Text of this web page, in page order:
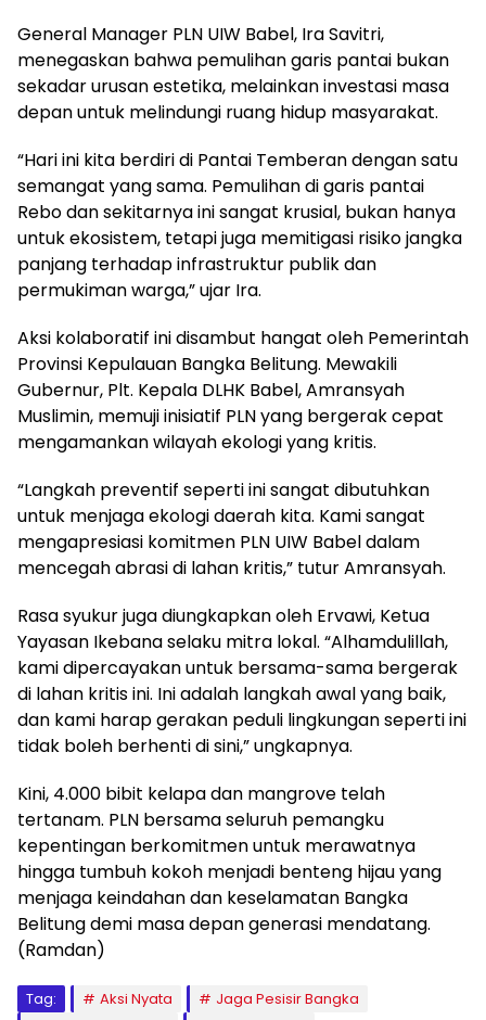
General Manager PLN UIW Babel, Ira Savitri,
menegaskan bahwa pemulihan garis pantai bukan
sekadar urusan estetika, melainkan investasi masa
depan untuk melindungi ruang hidup masyarakat.
“Hari ini kita berdiri di Pantai Temberan dengan satu
semangat yang sama. Pemulihan di garis pantai
Rebo dan sekitarnya ini sangat krusial, bukan hanya
untuk ekosistem, tetapi juga memitigasi risiko jangka
panjang terhadap infrastruktur publik dan
permukiman warga,” ujar Ira.
Aksi kolaboratif ini disambut hangat oleh Pemerintah
Provinsi Kepulauan Bangka Belitung. Mewakili
Gubernur, Plt. Kepala DLHK Babel, Amransyah
Muslimin, memuji inisiatif PLN yang bergerak cepat
mengamankan wilayah ekologi yang kritis.
“Langkah preventif seperti ini sangat dibutuhkan
untuk menjaga ekologi daerah kita. Kami sangat
mengapresiasi komitmen PLN UIW Babel dalam
mencegah abrasi di lahan kritis,” tutur Amransyah.
Rasa syukur juga diungkapkan oleh Ervawi, Ketua
Yayasan Ikebana selaku mitra lokal. “Alhamdulillah,
kami dipercayakan untuk bersama-sama bergerak
di lahan kritis ini. Ini adalah langkah awal yang baik,
dan kami harap gerakan peduli lingkungan seperti ini
tidak boleh berhenti di sini,” ungkapnya.
Kini, 4.000 bibit kelapa dan mangrove telah
tertanam. PLN bersama seluruh pemangku
kepentingan berkomitmen untuk merawatnya
hingga tumbuh kokoh menjadi benteng hijau yang
menjaga keindahan dan keselamatan Bangka
Belitung demi masa depan generasi mendatang.
(Ramdan)
Tag: Aksi Nyata
Jaga Pesisir Bangka